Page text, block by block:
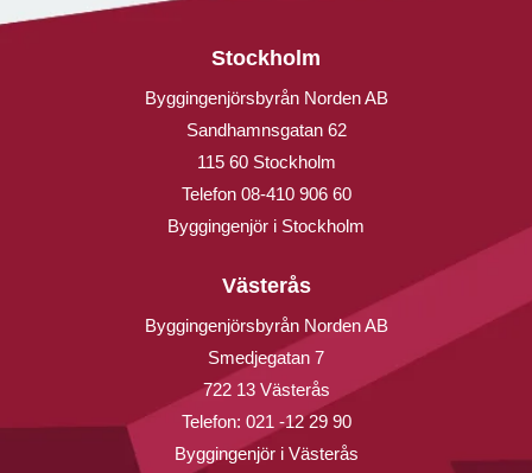
Stockholm
Byggingenjörsbyrån Norden AB
Sandhamnsgatan 62
115 60 Stockholm
Telefon 08-410 906 60
Byggingenjör i Stockholm
Västerås
Byggingenjörsbyrån Norden AB
Smedjegatan 7
722 13 Västerås
Telefon: 021 -12 29 90
Byggingenjör i Västerås